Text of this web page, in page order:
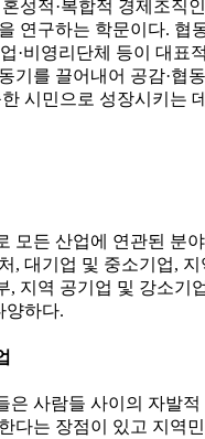
성적·복합적 경제조직
연구하는 학문이다. 협
·비영리단체 등이 대표
기를 끌어내어 공감·협
시민으로 성장시키는
모든 산업에 연관된 분
, 대기업 및 중소기업,
, 지역 공기업 및 강소기
양하다.
은 사람들 사이의 자발
다는 장점이 있고 지역